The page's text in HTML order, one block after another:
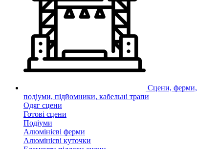
Сцени, ферми,
подіуми, підйомники, кабельні трапи
Одяг сцени
Готові сцени
Подіуми
Алюмінієві ферми
Алюмінієві куточки